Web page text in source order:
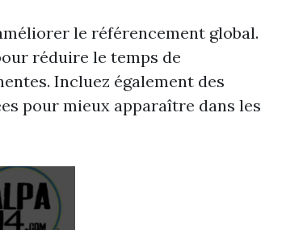
le référencement global.
réduire le temps de
Incluez également des
pour mieux apparaître dans les